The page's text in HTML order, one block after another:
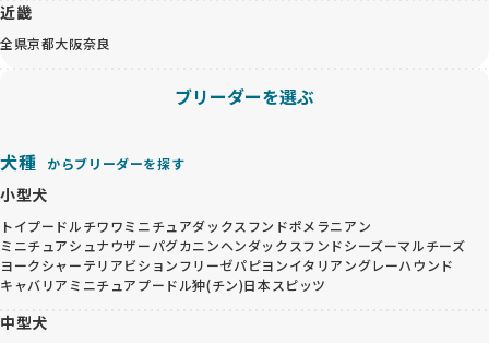
近畿
全県京都大阪奈良
ブリーダーを選ぶ
犬種 からブリーダーを探す
小型犬
トイプードルチワワミニチュアダックスフンドポメラニアン
ミニチュアシュナウザーパグカニンヘンダックスフンドシーズーマルチーズ
ヨークシャーテリアビションフリーゼパピヨンイタリアングレーハウンド
キャバリア ミニチュアプードル狆(チン)日本スピッツ
中型犬